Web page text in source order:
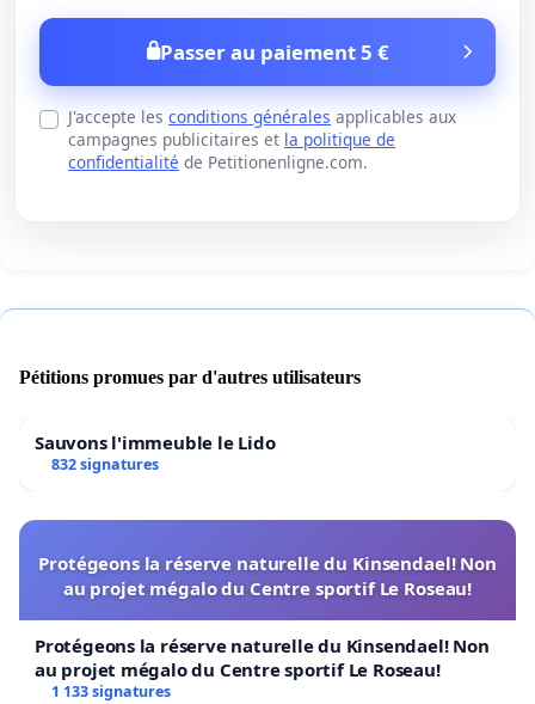
Passer au paiement 5 €
J'accepte les conditions générales applicables aux
campagnes publicitaires et la politique de
confidentialité de Petitionenligne.com.
Pétitions promues par d'autres utilisateurs
Sauvons l'immeuble le Lido
832 signatures
Protégeons la réserve naturelle du Kinsendael! Non
au projet mégalo du Centre sportif Le Roseau!
Protégeons la réserve naturelle du Kinsendael! Non
au projet mégalo du Centre sportif Le Roseau!
1 133 signatures